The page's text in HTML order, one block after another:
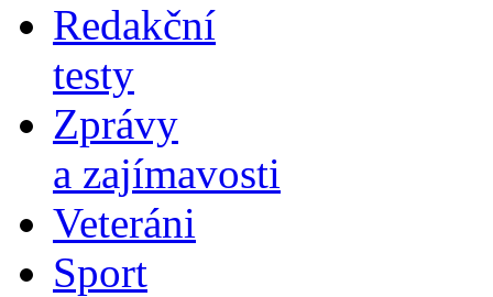
Redakční
testy
Zprávy
a zajímavosti
Veteráni
Sport